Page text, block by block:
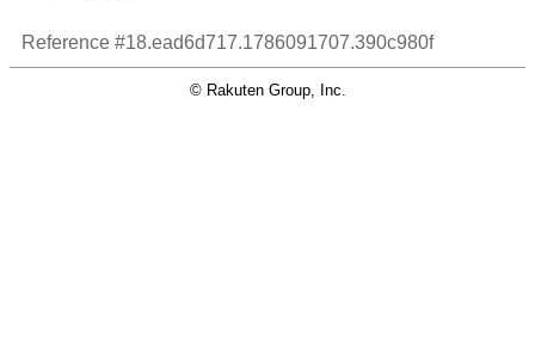
Reference #18.ead6d717.1786091707.390c980f
© Rakuten Group, Inc.